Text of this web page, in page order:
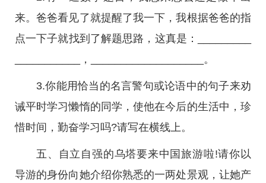
来。爸爸看见了就提醒了我一下，我根据爸爸的指
点一下子就找到了解题思路，这真是：_________
___________，___________________。
3.你能用恰当的名言警句或论语中的句子来劝
诫平时学习懒惰的同学，使他在今后的生活中，珍
惜时间，勤奋学习吗?请写在横线上。
五、自立自强的乌塔要来中国旅游啦!请你以
导游的身份向她介绍你熟悉的一两处景观，让她产